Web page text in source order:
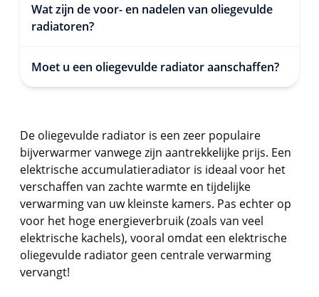
Wat zijn de voor- en nadelen van oliegevulde
radiatoren?
Moet u een oliegevulde radiator aanschaffen?
De oliegevulde radiator is een zeer populaire
bijverwarmer vanwege zijn aantrekkelijke prijs. Een
elektrische accumulatieradiator is ideaal voor het
verschaffen van zachte warmte en tijdelijke
verwarming van uw kleinste kamers. Pas echter op
voor het hoge energieverbruik (zoals van veel
elektrische kachels), vooral omdat een elektrische
oliegevulde radiator geen centrale verwarming
vervangt!